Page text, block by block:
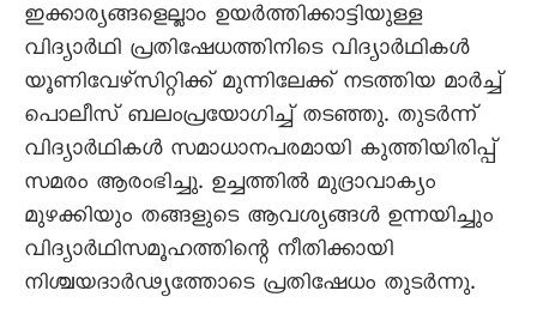
ഇക്കാര്യങ്ങളെല്ലാം ഉയർത്തിക്കാട്ടിയുള്ള
വിദ്യാർഥി പ്രതിഷേധത്തിനിടെ വിദ്യാർഥികൾ
യൂണിവേഴ്‌സിറ്റിക്ക്‌ മുന്നിലേക്ക്‌ നടത്തിയ മാർച്ച്‌
പൊലീസ്‌ ബലംപ്രയോഗിച്ച്‌ തടഞ്ഞു. തുടർന്ന്‌
വിദ്യാർഥികൾ സമാധാനപരമായി കുത്തിയിരിപ്പ്‌
സമരം ആരംഭിച്ചു. ഉച്ചത്തിൽ മുദ്രാവാക്യം
മുഴക്കിയും തങ്ങളുടെ ആവശ്യങ്ങൾ ഉന്നയിച്ചും
വിദ്യാർഥിസമൂഹത്തിന്റെ നീതിക്കായി
നിശ്ചയദാർഢ്യത്തോടെ പ്രതിഷേധം തുടർന്നു.